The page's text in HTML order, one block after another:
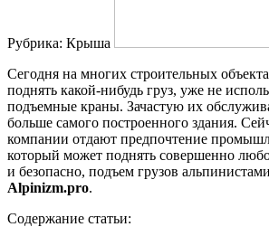
Рубрика: Крыша
Сегодня на многих строительных
поднять какой-нибудь груз, уже не
подъемные краны. Зачастую их
больше самого построенного здания.
компании отдают предпочтение
который может поднять совершенно
и безопасно, подъем грузов
Alpinizm.pro.
Содержание статьи: